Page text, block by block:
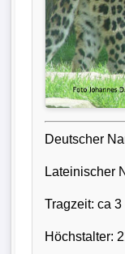
Deutscher
Lateinischer
Tragzeit: ca 3
Höchstalter: